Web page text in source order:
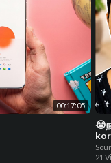
00:17:05
21